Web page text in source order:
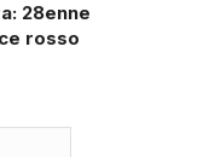
28enne
rosso